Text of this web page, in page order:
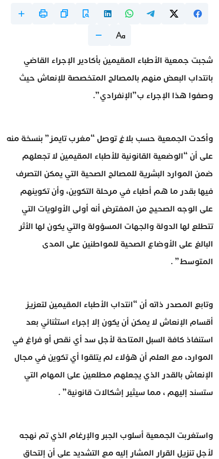
شجبت جمعية الأطباء المقيمين بأكادير الإجراء القاضي
بانتداب البعض منهم بالمصالح المتخصصة للإنعاش حيث
وصفوا هذا الإجراء ب”الإنفرادي”.
وأكدت الجمعية حسب بلاغ توصل “مغرب تايمز” بنسخة منه
على أن “الوضعية القانونية للأطباء المقيمين لا تجعلهم
ضمن الموارد البشرية للمصالح الصحية التي يمكن التصرف
فيها بقدر ما هم أطباء في مرحلة التكوين، وأن تكوينهم
على الوجه الصحيح من المفترض أنه أولى الأولويات التي
تتطلع لها الدولة والجهات المسؤولة والتي يكون لها الأثر
البالغ على الأوضاع الصحية للمواطنين على المدى
المتوسط” .
وتابع المصدر ذاته أن “انتداب الأطباء المقيمين لتعزيز
أقسام الإنعاش لا يمكن أن يكون إلا إجراء استثنائي بعد
استنفاذ كافة السبل المتاحة لأجل سد أي نقص أو فراغ في
الموارد، مع العلم أن هؤلاء لم يتلقوا أي تكوين في مجال
الإنعاش بالقدر الذي يجعلهم مطلعين علئ المهام التي
ستسند إليهم ، مما سيثير إشكالات قانونية” .
واستغربت الجمعية أسلوب الجبر والإرغام الذي تم نهجه
لأجل تنزيل القرار المشار إليه مع التشديد على أن إلتحاق